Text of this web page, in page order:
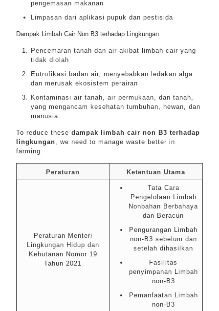
pengemasan makanan
Limpasan dari aplikasi pupuk dan pestisida
Dampak Limbah Cair Non B3 terhadap Lingkungan
Pencemaran tanah dan air akibat limbah cair yang
tidak diolah
Eutrofikasi badan air, menyebabkan ledakan alga
dan merusak ekosistem perairan
Kontaminasi air tanah, air permukaan, dan tanah,
yang mengancam kesehatan tumbuhan, hewan, dan
manusia.
To reduce these dampak limbah cair non B3 terhadap
lingkungan, we need to manage waste better in
farming.
Peraturan Ketentuan Utama
Peraturan Menteri
Lingkungan Hidup dan
Kehutanan Nomor 19
Tahun 2021
Tata Cara
Pengelolaan Limbah
Nonbahan Berbahaya
dan Beracun
Pengurangan Limbah
non-B3 sebelum dan
setelah dihasilkan
Fasilitas
penyimpanan Limbah
non-B3
Pemanfaatan Limbah
non-B3